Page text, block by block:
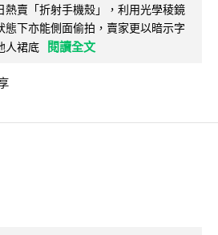
熱賣「折射手機殼」，利用光學稜鏡
態下亦能側面偷拍，賣家更以暗示字
人裙底
閱讀全文